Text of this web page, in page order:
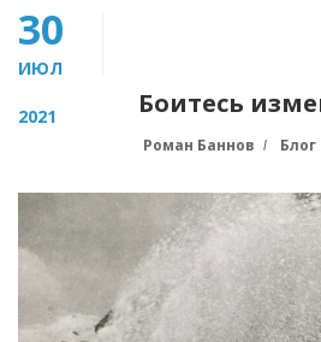
30
ИЮЛ
2021 Боитесь
Роман Баннов Блог